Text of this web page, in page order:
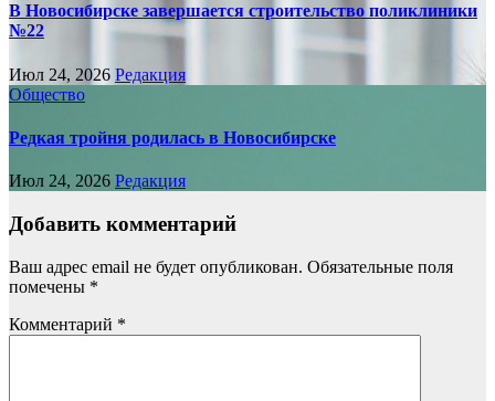
В Новосибирске завершается строительство поликлиники
№22
Июл 24, 2026 Редакция
Общество
Редкая тройня родилась в Новосибирске
Июл 24, 2026 Редакция
Добавить комментарий
Ваш адрес email не будет опубликован. Обязательные поля
помечены *
Комментарий *